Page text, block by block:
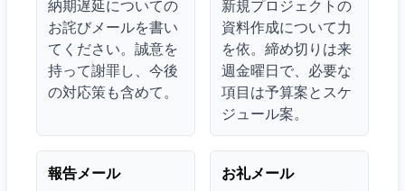
納期遅延についての
お詫びメールを書い
てください。誠意を
持って謝罪し、今後
の対応策も含めて。
新規プロジェクトの
資料作成について力
を依。締め切りは来
週金曜日で、必要な
項目は予算案とスケ
ジュール案。
報告メール
お礼メール